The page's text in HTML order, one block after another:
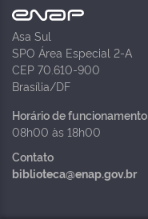
Asa Sul
SPO Área Especial 2-A
CEP 70.610-900
Brasília/DF
Horário de funcionamento
08h00 às 18h00
Contato
biblioteca@enap.gov.br